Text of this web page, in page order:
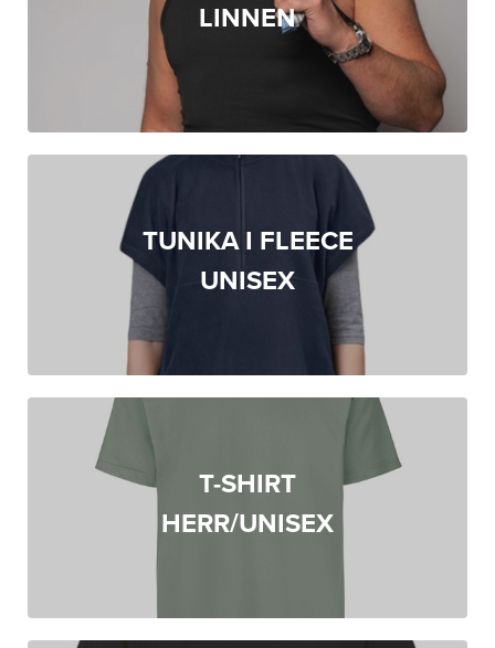
LINNEN
TUNIKA I FLEECE
UNISEX
T-SHIRT
HERR/UNISEX